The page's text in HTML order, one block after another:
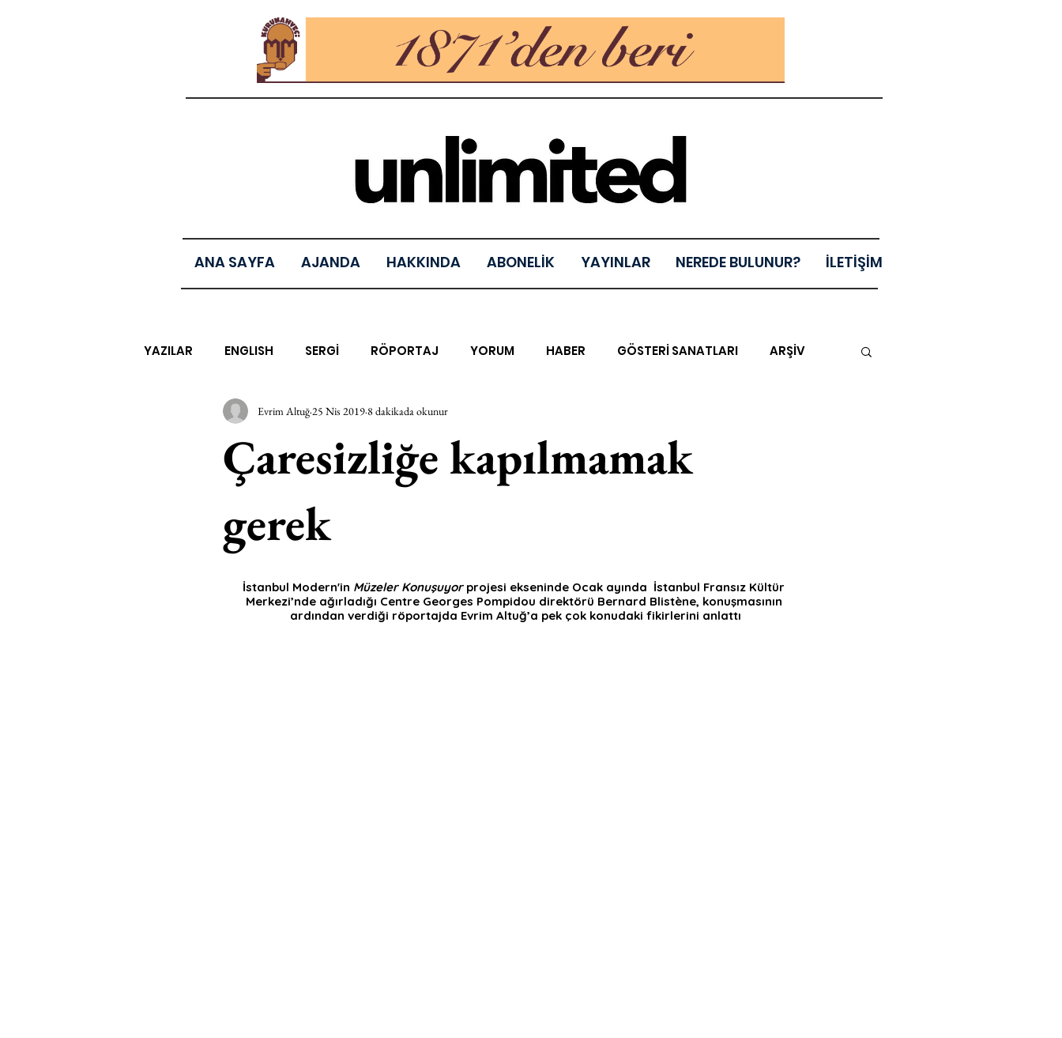
ANA SAYFA AJANDA HAKKINDA ABONELİK YAYINLAR NEREDE BULUNUR? İLETİŞİM
YAZILAR ENGLISH SERGİ RÖPORTAJ YORUM HABER GÖSTERİ SANATLARI ARŞİV
EDEBİYAT SİNEMA ARAŞTIRMA BİENAL
MÜZİK EGZERSİZLER YEL TOZ PORTRELER ON SORULUK SOHBETLER
AK-SAYANLAR #GEÇMİŞTEBUGÜN
TUHAF AÇI SINIRSIZ ZİYARETLER
Çaresizliğe kapılmamak
gerek
Evrim Altuğ 25 Nis 2019 8 dakikada okunur
İstanbul Modern'in Müzeler Konuşuyor projesi ekseninde Ocak ayında  İstanbul Fransız Kültür
Merkezi’nde ağırladığı Centre Georges Pompidou direktörü Bernard Blistène, konuşmasının
ardından verdiği röportajda Evrim Altuğ’a pek çok konudaki fikirlerini anlattı